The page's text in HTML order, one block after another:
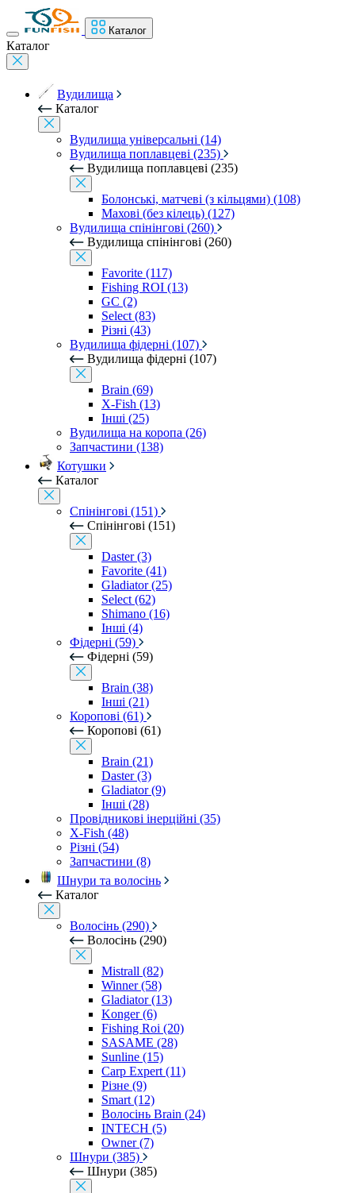
Каталог
Каталог
Вудилища
Каталог
Вудилища універсальні (14)
Вудилища поплавцеві (235)
Вудилища поплавцеві (235)
Болонські, матчеві (з кільцями) (108)
Махові (без кілець) (127)
Вудилища спінінгові (260)
Вудилища спінінгові (260)
Favorite (117)
Fishing ROI (13)
GC (2)
Select (83)
Різні (43)
Вудилища фідерні (107)
Вудилища фідерні (107)
Brain (69)
X-Fish (13)
Інші (25)
Вудилища на коропа (26)
Запчастини (138)
Котушки
Каталог
Спінінгові (151)
Спінінгові (151)
Daster (3)
Favorite (41)
Gladiator (25)
Select (62)
Shimano (16)
Інші (4)
Фідерні (59)
Фідерні (59)
Brain (38)
Інші (21)
Коропові (61)
Коропові (61)
Brain (21)
Daster (3)
Gladiator (9)
Інші (28)
Провідникові інерційні (35)
X-Fish (48)
Різні (54)
Запчастини (8)
Шнури та волосінь
Каталог
Волосінь (290)
Волосінь (290)
Mistrall (82)
Winner (58)
Gladiator (13)
Konger (6)
Fishing Roi (20)
SASAME (28)
Sunline (15)
Carp Expert (11)
Різне (9)
Smart (12)
Волосінь Brain (24)
INTECH (5)
Owner (7)
Шнури (385)
Шнури (385)